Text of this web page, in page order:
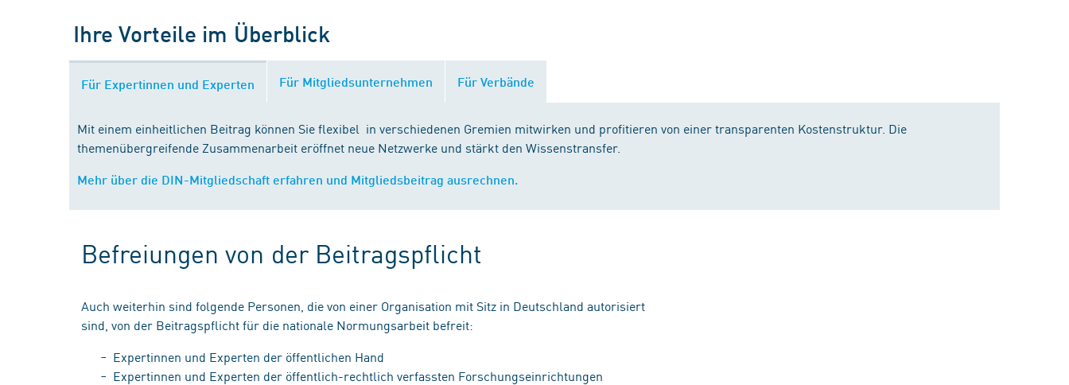
Ihre Vorteile im Überblick
Für Expertinnen und Experten Für Mitgliedsunternehmen Für Verbände
Mit einem einheitlichen Beitrag können Sie flexibel in verschiedenen Gremien mitwirken und profitieren von einer transparenten Kostenstruktur. Die
themenübergreifende Zusammenarbeit eröffnet neue Netzwerke und stärkt den Wissenstransfer.
Mehr über die DIN-Mitgliedschaft erfahren und Mitgliedsbeitrag ausrechnen.
Befreiungen von der Beitragspflicht
Auch weiterhin sind folgende Personen, die von einer Organisation mit Sitz in Deutschland autorisiert
sind, von der Beitragspflicht für die nationale Normungsarbeit befreit:
Expertinnen und Experten der öffentlichen Hand
Expertinnen und Experten der öffentlich-rechtlich verfassten Forschungseinrichtungen